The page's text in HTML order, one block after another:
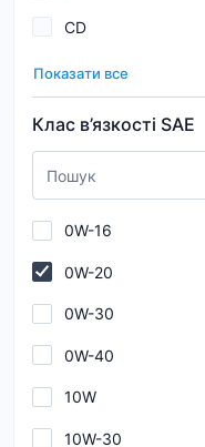
200
205
208
209
210
CD
CE
CF-2
CG-4
CH-4
CI-4
CI-4 Plus
CI-4/SL
CJ-4
Показати все
Клас в’язкості SAE
0W-16
0W-20
0W-30
0W-40
10W
10W-30